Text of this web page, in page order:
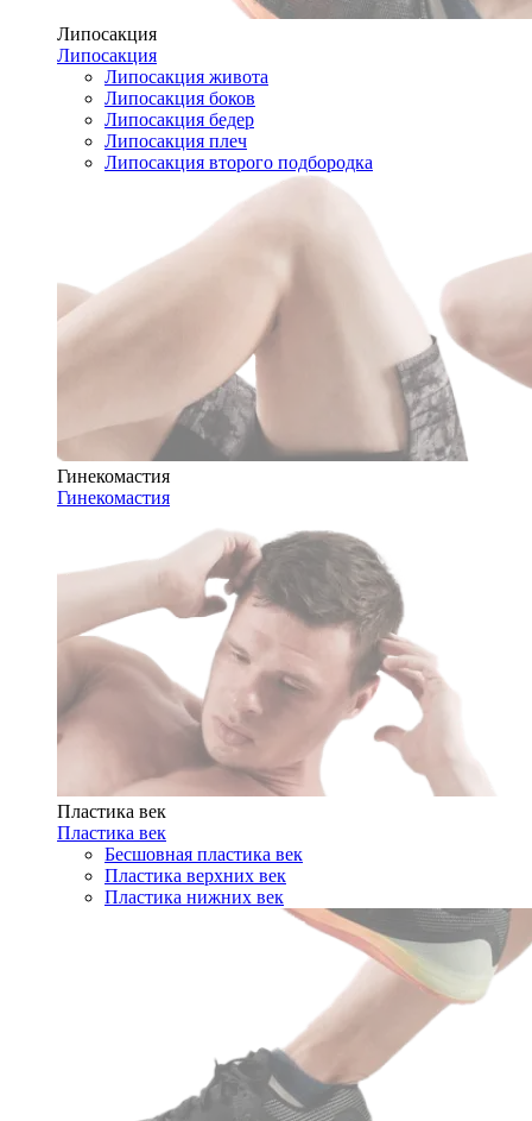
Липосакция
Липосакция
Липосакция живота
Липосакция боков
Липосакция бедер
Липосакция плеч
Липосакция второго подбородка
Гинекомастия
Гинекомастия
Пластика век
Пластика век
Бесшовная пластика век
Пластика верхних век
Пластика нижних век